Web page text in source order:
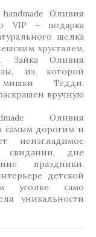
Оливия
VIP – подарка
шелка
хрусталем,
Зайка Оливия
из которой
мишки Тедди.
вручную
Оливия
самым дорогим и
неизгладимое
свидании, дне
праздники.
детской
уголке само
уникальности